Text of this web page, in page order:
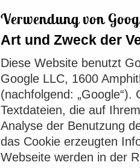
Verwendung von
Art und Zweck der
Diese Website benutzt
Google LLC, 1600
(nachfolgend: „Google“).
Textdateien, die auf
Analyse der Benutzung
das Cookie erzeugten
Webseite werden in der